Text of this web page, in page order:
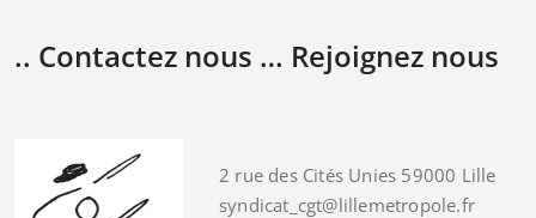
.. Contactez nous … Rejoignez nous
2 rue des Cités Unies 59000 Lille
syndicat_cgt@lillemetropole.fr